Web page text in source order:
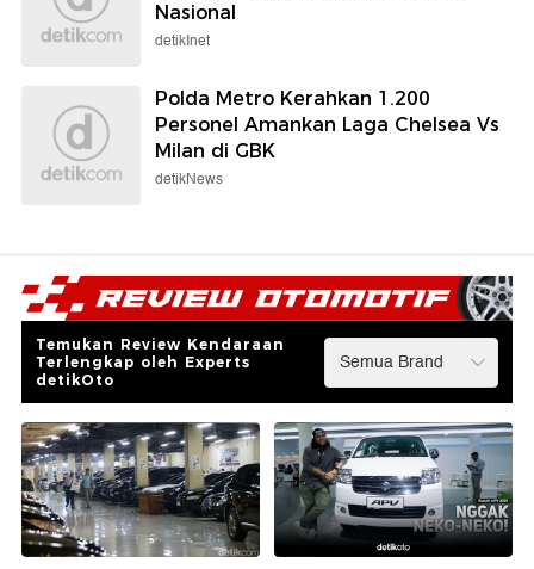
Nasional
detikInet
Polda Metro Kerahkan 1.200
Personel Amankan Laga Chelsea Vs
Milan di GBK
detikNews
Temukan Review Kendaraan
Terlengkap oleh Experts
detikOto